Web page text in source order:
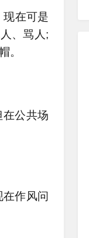
在可是
、骂人;
。
公共场
作风问